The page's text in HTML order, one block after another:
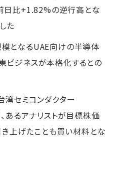
日比+1.82%の逆行高とな
た
となるUAE向けの半導体
ビジネスが本格化するとの
セミコンダクター
あるアナリストが目標株価
上げたことも買い材料とな